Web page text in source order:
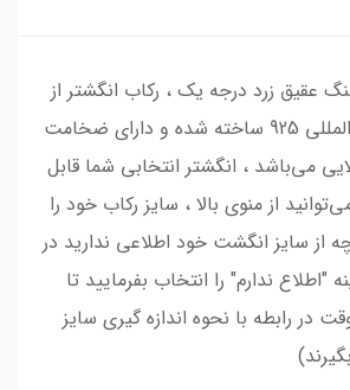
عقیق زرد درجه یک ، رکاب انگشتر از
نقره اصل با عیار بین المللی 925 ساخته شده و دارای ضخامت
می‌باشد ، انگشتر انتخابی شما قابل
از منوی بالا ، سایز رکاب خود را
از سایز انگشت خود اطلاعی ندارید در
ندارم" را انتخاب بفرمایید تا
در رابطه با نحوه اندازه گیری سایز